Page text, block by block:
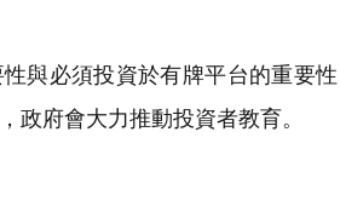
與必須投資於有牌平台的重要
政府會大力推動投資者教育。